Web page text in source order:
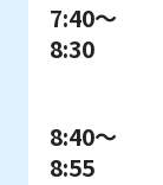
7:40～
8:30
8:40～
8:55